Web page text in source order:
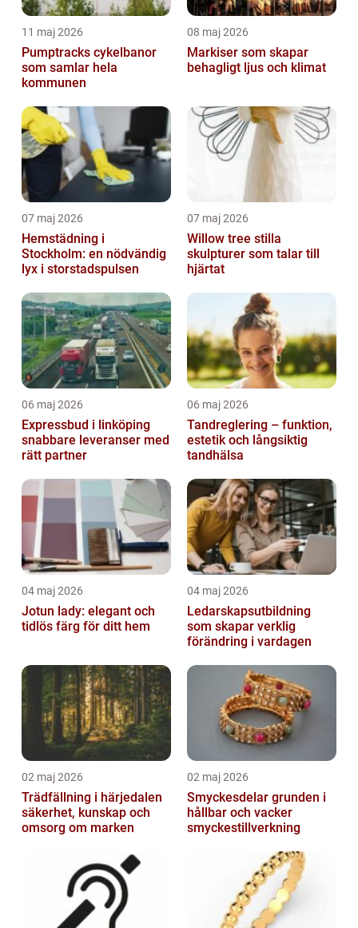
11 maj 2026
Pumptracks cykelbanor
som samlar hela
kommunen
08 maj 2026
Markiser som skapar
behagligt ljus och klimat
07 maj 2026
Hemstädning i
Stockholm: en nödvändig
lyx i storstadspulsen
07 maj 2026
Willow tree stilla
skulpturer som talar till
hjärtat
06 maj 2026
Expressbud i linköping
snabbare leveranser med
rätt partner
06 maj 2026
Tandreglering – funktion,
estetik och långsiktig
tandhälsa
04 maj 2026
Jotun lady: elegant och
tidlös färg för ditt hem
04 maj 2026
Ledarskapsutbildning
som skapar verklig
förändring i vardagen
02 maj 2026
Trädfällning i härjedalen
säkerhet, kunskap och
omsorg om marken
02 maj 2026
Smyckesdelar grunden i
hållbar och vacker
smyckestillverkning